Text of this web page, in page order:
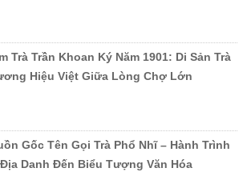
Trà Trần Khoan Ký Năm 1901: Di Sản Trà
Hiệu Việt Giữa Lòng Chợ Lớn
Gốc Tên Gọi Trà Phổ Nhĩ – Hành Trình
Danh Đến Biểu Tượng Văn Hóa